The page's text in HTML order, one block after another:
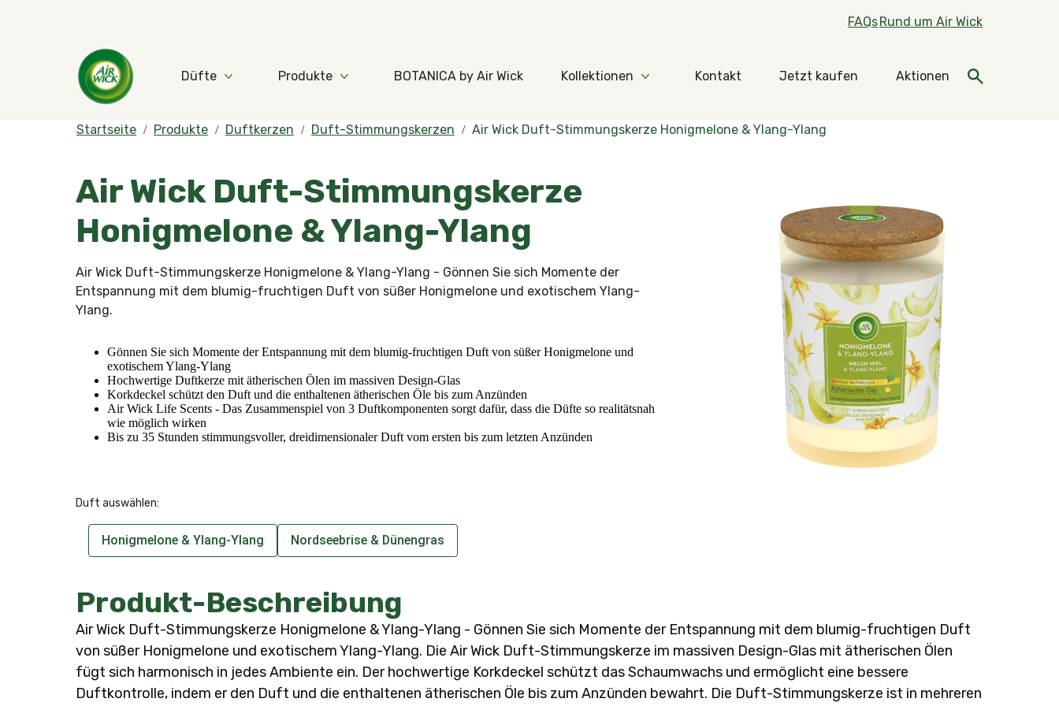
FAQsRund um Air Wick
Düfte
Mehr Düfte
Produkte
Mehr Produkte
BOTANICA by Air Wick Kollektionen
Mehr Kollektionen
Kontakt Jetzt kaufen Aktionen
Startseite Produkte Duftkerzen Duft-Stimmungskerzen Air Wick Duft-Stimmungskerze Honigmelone & Ylang-Ylang
Air Wick Duft-Stimmungskerze
Honigmelone & Ylang-Ylang
Air Wick Duft-Stimmungskerze Honigmelone & Ylang-Ylang - Gönnen Sie sich Momente der
Entspannung mit dem blumig-fruchtigen Duft von süßer Honigmelone und exotischem Ylang-
Ylang.
Gönnen Sie sich Momente der Entspannung mit dem blumig-fruchtigen Duft von süßer Honigmelone und
exotischem Ylang-Ylang
Hochwertige Duftkerze mit ätherischen Ölen im massiven Design-Glas
Korkdeckel schützt den Duft und die enthaltenen ätherischen Öle bis zum Anzünden
Air Wick Life Scents - Das Zusammenspiel von 3 Duftkomponenten sorgt dafür, dass die Düfte so realitätsnah
wie möglich wirken
Bis zu 35 Stunden stimmungsvoller, dreidimensionaler Duft vom ersten bis zum letzten Anzünden
Duft auswählen:
Honigmelone & Ylang-Ylang Nordseebrise & Dünengras
Produkt-Beschreibung
Air Wick Duft-Stimmungskerze Honigmelone & Ylang-Ylang - Gönnen Sie sich Momente der Entspannung mit dem blumig-fruchtigen Duft
von süßer Honigmelone und exotischem Ylang-Ylang. Die Air Wick Duft-Stimmungskerze im massiven Design-Glas mit ätherischen Ölen
fügt sich harmonisch in jedes Ambiente ein. Der hochwertige Korkdeckel schützt das Schaumwachs und ermöglicht eine bessere
Duftkontrolle, indem er den Duft und die enthaltenen ätherischen Öle bis zum Anzünden bewahrt. Die Duft-Stimmungskerze ist in mehreren